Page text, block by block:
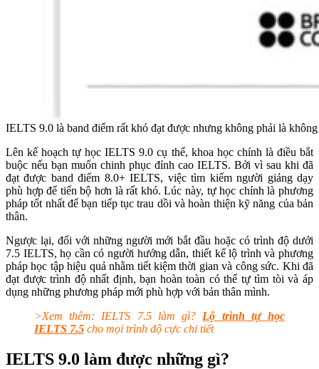
IELTS 9.0 là band điểm rất khó đạt được nhưng không phải là
Lên kế hoạch tự học IELTS 9.0 cụ thể, khoa học chính là điều bắt
buộc nếu bạn muốn chinh phục đỉnh cao IELTS. Bởi vì sau khi đã
đạt được band điểm 8.0+ IELTS, việc tìm kiếm người giảng dạy
phù hợp để tiến bộ hơn là rất khó. Lúc này, tự học chính là phương
pháp tốt nhất để bạn tiếp tục trau dồi và hoàn thiện kỹ năng của bản
thân.
Ngược lại, đối với những người mới bắt đầu hoặc có trình độ dưới
7.5 IELTS, họ cần có người hướng dẫn, thiết kế lộ trình và phương
pháp học tập hiệu quả nhằm tiết kiệm thời gian và công sức. Khi đã
đạt được trình độ nhất định, bạn hoàn toàn có thể tự tìm tòi và áp
dụng những phương pháp mới phù hợp với bản thân mình.
>Xem thêm: IELTS 7.5 làm gì? Lộ trình tự học
IELTS 7.5 cho mọi trình độ cực chi tiết
IELTS 9.0 làm được những gì?